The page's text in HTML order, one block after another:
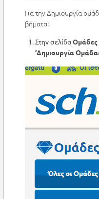
Για την Δημιουργία
βήματα:
Στην σελίδαΟμάδες
‘Δημιουργία